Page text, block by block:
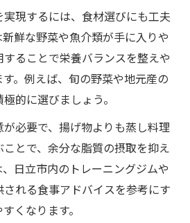
現するには、食材選びにも工夫
鮮な野菜や魚介類が手に入りや
ることで栄養バランスを整えや
。例えば、旬の野菜や地元産の
的に選びましょう。
必要で、揚げ物よりも蒸し料理
とで、余分な脂質の摂取を抑え
日立市内のトレーニングジムや
れる食事アドバイスを参考にす
くなります。